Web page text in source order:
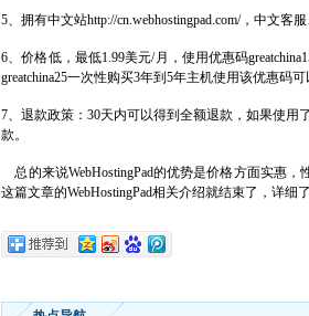
5、拥有中文站http://cn.webhostingpad.com/，中文客
6、价格低，最低1.99美元/月，使用优惠码
greatchina25一次性购买3年到5年主机使用该优惠码可
7、退款政策：30天内可以得到全额退款，如果使用
款。
总的来说WebHostingPad的优势是价格方面实惠
这篇文章的WebHostingPad相关介绍就结束了，详细